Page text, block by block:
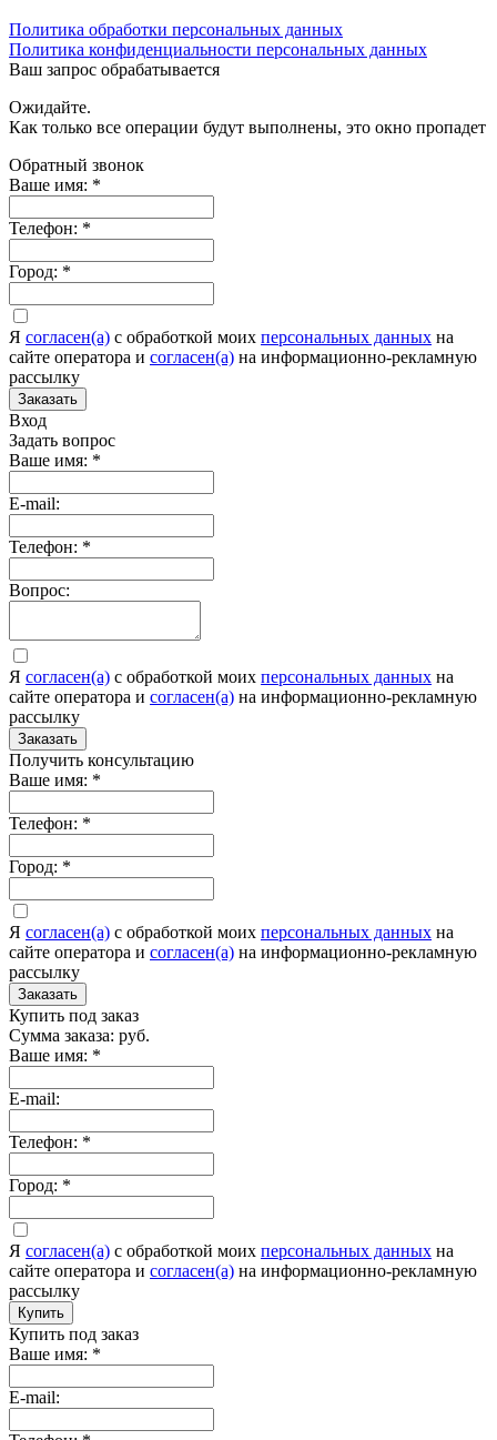
Политика обработки персональных данных
Политика конфиденциальности персональных данных
Ваш запрос обрабатывается
Ожидайте.
Как только все операции будут выполнены, это окно пропадет
Обратный звонок
Ваше имя: *
Телефон: *
Город: *
Я согласен(а) c обработкой моих персональных данных на
сайте оператора и согласен(а) на информационно-рекламную
рассылку
Заказать
Вход
Задать вопрос
Ваше имя: *
E-mail:
Телефон: *
Вопрос:
Я согласен(а) c обработкой моих персональных данных на
сайте оператора и согласен(а) на информационно-рекламную
рассылку
Заказать
Получить консультацию
Ваше имя: *
Телефон: *
Город: *
Я согласен(а) c обработкой моих персональных данных на
сайте оператора и согласен(а) на информационно-рекламную
рассылку
Заказать
Купить под заказ
Сумма заказа: руб.
Ваше имя: *
E-mail:
Телефон: *
Город: *
Я согласен(а) c обработкой моих персональных данных на
сайте оператора и согласен(а) на информационно-рекламную
рассылку
Купить
Купить под заказ
Ваше имя: *
E-mail: